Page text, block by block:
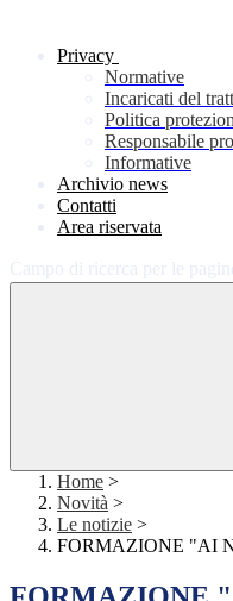
Privacy
Normative
Incaricati del
Politica
Responsabile
Informative
Archivio news
Contatti
Area riservata
Home >
Novità >
Le notizie >
FORMAZIONE "AI